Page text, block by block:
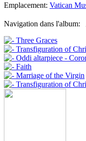
Emplacement: Vatican
Navigation dans l'album: